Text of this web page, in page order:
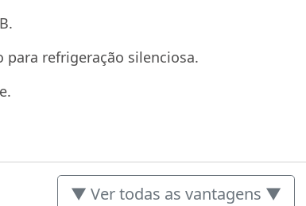
refrigeração silenciosa.
▼ Ver todas as vantagens ▼